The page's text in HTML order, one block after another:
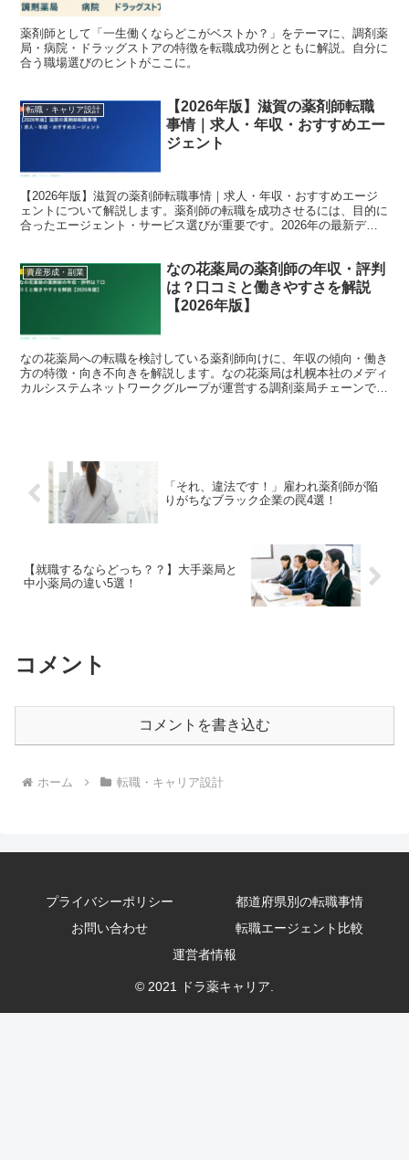
薬剤師として「一生働くならどこがベストか？」をテーマに、調剤薬
局・病院・ドラッグストアの特徴を転職成功例とともに解説。自分に
合う職場選びのヒントがここに。
転職・キャリア設計
【2026年版】滋賀の薬剤師転職
事情｜求人・年収・おすすめエー
ジェント
【2026年版】滋賀の薬剤師転職事情｜求人・年収・おすすめエージ
ェントについて解説します。薬剤師の転職を成功させるには、目的に
合ったエージェント・サービス選びが重要です。2026年の最新デー
資産形成・副業
なの花薬局の薬剤師の年収・評判
は？口コミと働きやすさを解説
【2026年版】
なの花薬局への転職を検討している薬剤師向けに、年収の傾向・働き
方の特徴・向き不向きを解説します。なの花薬局は札幌本社のメディ
カルシステムネットワークグループが運営する調剤薬局チェーンで、
「それ、違法です！」雇われ薬剤師が陥
りがちなブラック企業の罠4選！
【就職するならどっち？？】大手薬局と
中小薬局の違い5選！
コメント
コメントを書き込む
ホーム 転職・キャリア設計
プライバシーポリシー
都道府県別の転職事情
お問い合わせ
転職エージェント比較
運営者情報
© 2021 ドラ薬キャリア.